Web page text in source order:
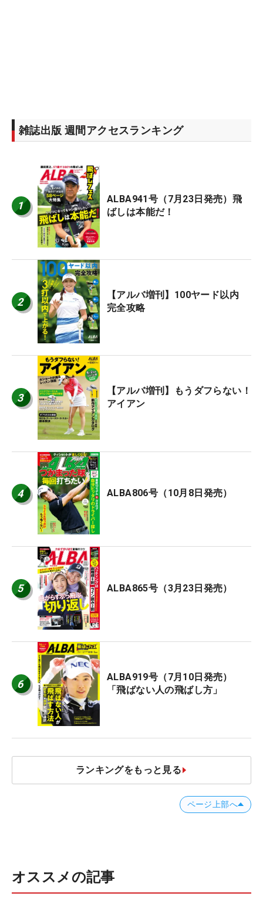
雑誌出版 週間アクセスランキング
1
ALBA941号（7月23日発売）飛
ばしは本能だ！
2
【アルバ増刊】100ヤード以内
完全攻略
3
【アルバ増刊】もうダフらない！
アイアン
4 ALBA806号（10月8日発売）
5 ALBA865号（3月23日発売）
6
ALBA919号（7月10日発売）
「飛ばない人の飛ばし方」
ランキングをもっと見る
ページ上部へ
オススメの記事